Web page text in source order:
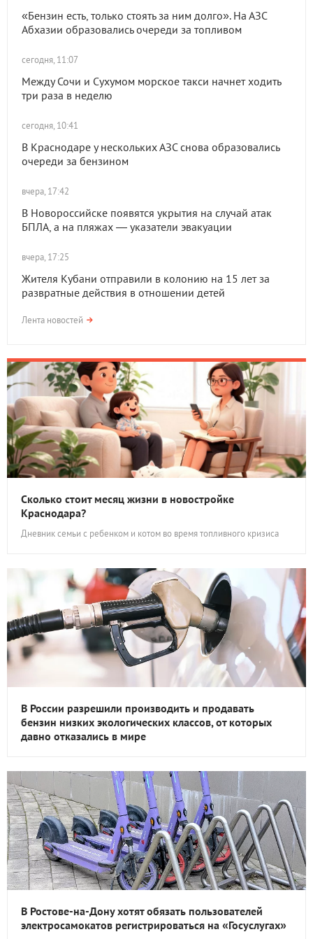
«Бензин есть, только стоять за ним долго». На АЗС
Абхазии образовались очереди за топливом
сегодня, 11:07
Между Сочи и Сухумом морское такси начнет ходить
три раза в неделю
сегодня, 10:41
В Краснодаре у нескольких АЗС снова образовались
очереди за бензином
вчера, 17:42
В Новороссийске появятся укрытия на случай атак
БПЛА, а на пляжах — указатели эвакуации
вчера, 17:25
Жителя Кубани отправили в колонию на 15 лет за
развратные действия в отношении детей
Лента новостей
Сколько стоит месяц жизни в новостройке
Краснодара?
Дневник семьи с ребенком и котом во время топливного кризиса
В России разрешили производить и продавать
бензин низких экологических классов, от которых
давно отказались в мире
В Ростове-на-Дону хотят обязать пользователей
электросамокатов регистрироваться на «Госуслугах»